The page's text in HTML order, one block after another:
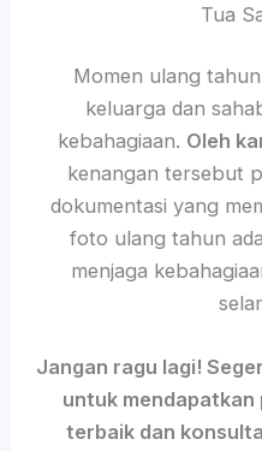
Tua
Momen ulang
keluarga dan
kebahagiaan. Oleh
kenangan tersebut
dokumentasi yang
foto ulang tahun
menjaga
Jangan ragu lagi!
untuk
terbaik dan